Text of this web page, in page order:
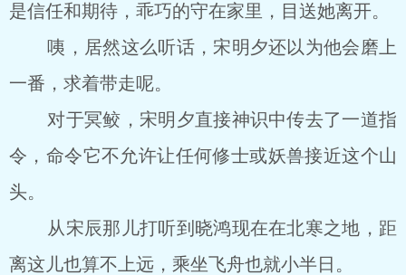
是信任和期待，乖巧的守在家里，目送她离开。
咦，居然这么听话，宋明夕还以为他会磨上
一番，求着带走呢。
对于冥鲛，宋明夕直接神识中传去了一道指
令，命令它不允许让任何修士或妖兽接近这个山
头。
从宋辰那儿打听到晓鸿现在在北寒之地，距
离这儿也算不上远，乘坐飞舟也就小半日。